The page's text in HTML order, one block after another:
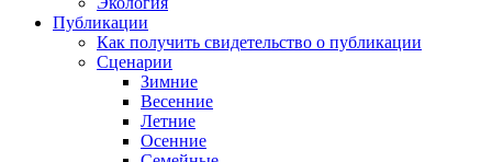
Публикации
Как получить свидетельство о публикации
Сценарии
Зимние
Весенние
Летние
Осенние